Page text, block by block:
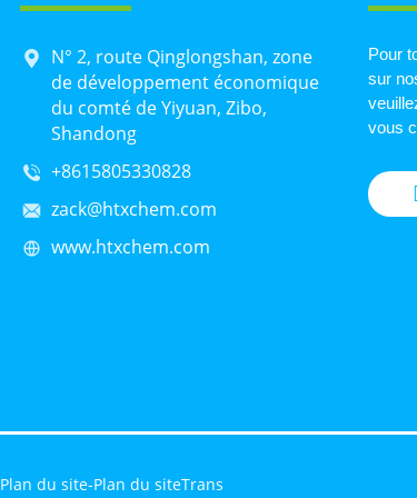
N° 2, route Qinglongshan, zone
de développement économique
du comté de Yiyuan, Zibo,
Shandong
+8615805330828
zack@htxchem.com
www.htxchem.com
Pour
sur
vous
Plan du site-Plan du siteTrans